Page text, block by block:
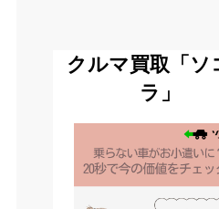
クルマ買取「ソ
ラ」